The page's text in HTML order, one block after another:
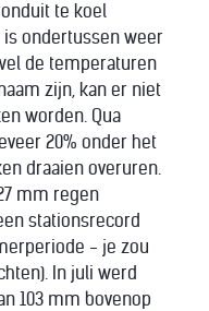
te koel
is ondertussen weer
de temperaturen
zijn, kan er niet
worden. Qua
20% onder het
draaien overuren.
mm regen
stationsrecord
- je zou
In juli werd
103 mm bovenop